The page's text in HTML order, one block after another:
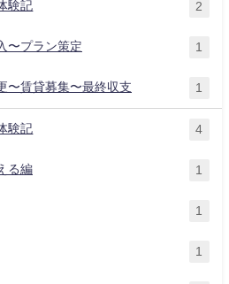
験記 2
〜プラン策定 1
〜賃貸募集〜最終収支 1
験記 4
る編 1
1
1